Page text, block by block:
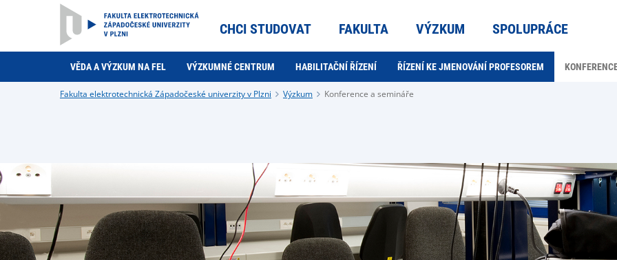
CHCI STUDOVAT FAKULTA VÝZKUM SPOLUPRÁCE
VĚDA A VÝZKUM NA FEL VÝZKUMNÉ CENTRUM HABILITAČNÍ ŘÍZENÍ ŘÍZENÍ KE JMENOVÁNÍ PROFESOREM
Fakulta elektrotechnická Západočeské univerzity v Plzni Výzkum Konference a semináře